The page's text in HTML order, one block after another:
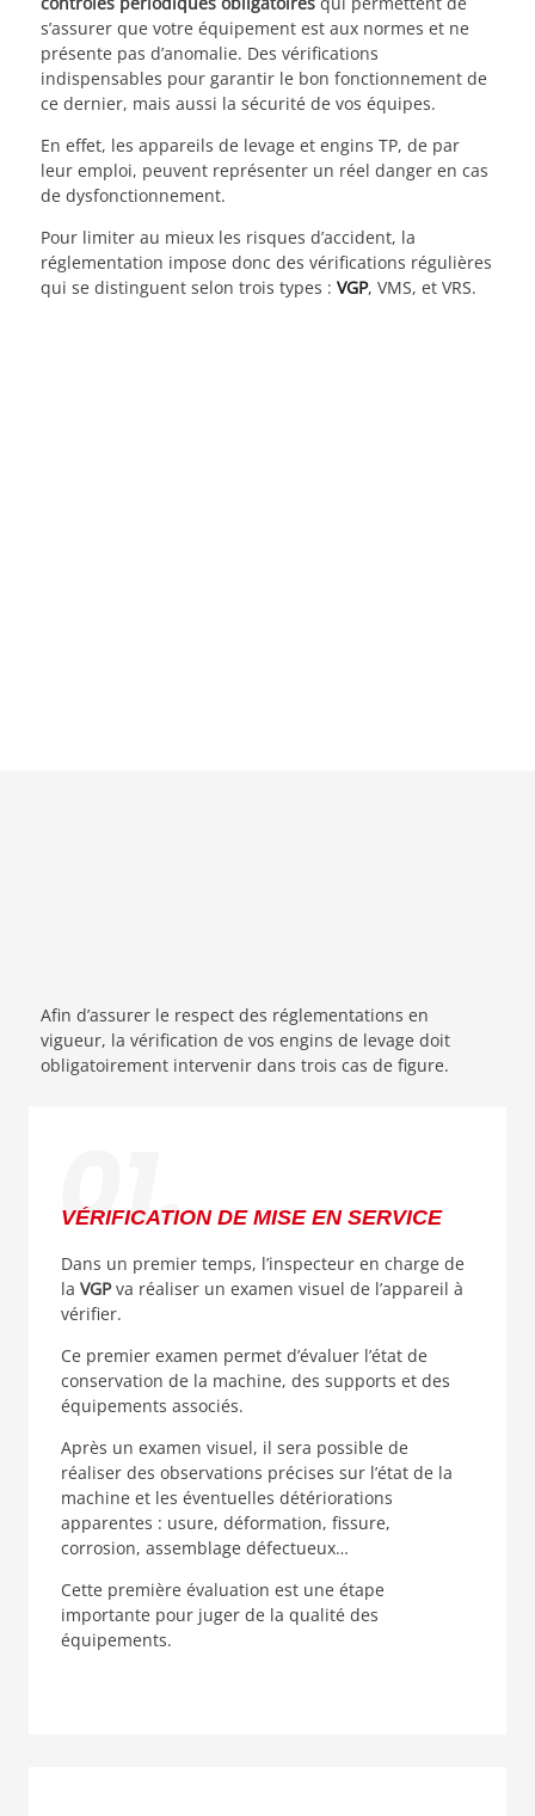
s’assurer que votre équipement est aux normes et ne
présente pas d’anomalie. Des vérifications
indispensables pour garantir le bon fonctionnement de
ce dernier, mais aussi la sécurité de vos équipes.
En effet, les appareils de levage et engins TP, de par
leur emploi, peuvent représenter un réel danger en cas
de dysfonctionnement.
Pour limiter au mieux les risques d’accident, la
réglementation impose donc des vérifications régulières
qui se distinguent selon trois types : VGP, VMS, et VRS.
Afin d’assurer le respect des réglementations en
vigueur, la vérification de vos engins de levage doit
obligatoirement intervenir dans trois cas de figure.
VÉRIFICATION DE MISE EN SERVICE
Dans un premier temps, l’inspecteur en charge de
laVGPva réaliser un examen visuel de l’appareil à
vérifier.
Ce premier examen permet d’évaluer l’état de
conservation de la machine, des supports et des
équipements associés.
Après un examen visuel, il sera possible de
réaliser des observations précises sur l’état de la
machine et les éventuelles détériorations
apparentes : usure, déformation, fissure,
corrosion, assemblage défectueux…
Cette première évaluation est une étape
importante pour juger de la qualité des
équipements.